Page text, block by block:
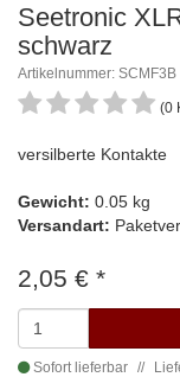
Seetronic
schwarz
Artikelnummer: SCMF3B
(0
versilberte Kontakte
Gewicht: 0.05 kg
Versandart:
2,05 € *
Sofort lieferbar